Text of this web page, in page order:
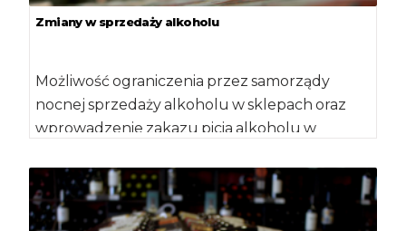
Zmiany w sprzedaży alkoholu
Możliwość ograniczenia przez samorządy
nocnej sprzedaży alkoholu w sklepach oraz
wprowadzenie zakazu picia alkoholu w